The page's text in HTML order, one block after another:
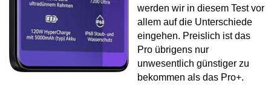
werden wir in diesem Test vor
allem auf die Unterschiede
eingehen. Preislich ist das
Pro übrigens nur
unwesentlich günstiger zu
bekommen als das Pro+.